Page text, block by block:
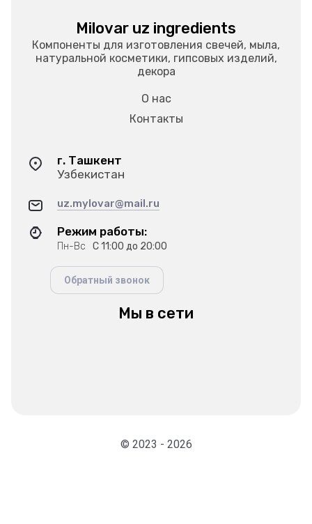
Milovar uz ingredients
Компоненты для изготовления свечей, мыла,
натуральной косметики, гипсовых изделий,
декора
О нас
Контакты
г. Ташкент
Узбекистан
uz.mylovar@mail.ru
Режим работы:
Пн-Вс С 11:00 до 20:00
Обратный звонок
Мы в сети
© 2023 - 2026